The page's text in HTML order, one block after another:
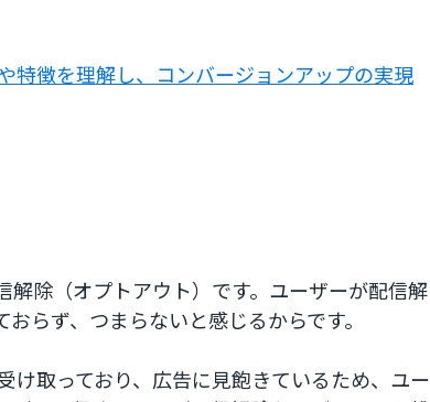
特徴を理解し、コンバージョンアップの実現
解除（オプトアウト）です。ユーザーが配信解
らず、つまらないと感じるからです。
け取っており、広告に見飽きているため、ユー